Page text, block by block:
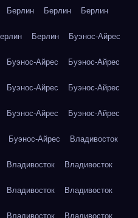
Берлин Берлин Берлин
Берлин Буэнос-Айрес
Буэнос-Айрес Буэнос-Айрес
Буэнос-Айрес Буэнос-Айрес
Буэнос-Айрес Буэнос-Айрес
Буэнос-Айрес Владивосток
Владивосток Владивосток
Владивосток Владивосток
Владивосток Владивосток